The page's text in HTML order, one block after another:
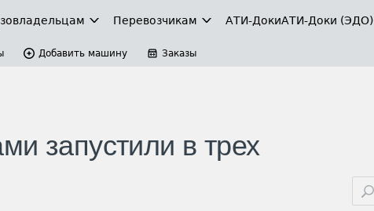
Перевозчикам АТИ-ДокиАТИ-Доки (ЭДО)
Добавить машину Заказы
запустили в трех